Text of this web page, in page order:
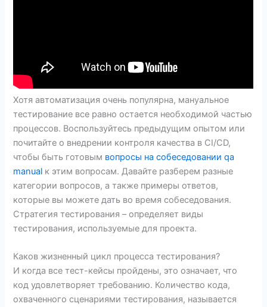
Хотя автоматизация очень популярна, мануальное
тестирование все равно остается необходимой частью
процессов. Воспользуйтесь предыдущим опытом или
почитайте о внедрении контроля качества в CI/CD,
чтобы быть готовым вопросы на собеседовании qa
manual к этим вопросам. Давайте разберем разные
категории вопросов, а также примеры ответов,
которые вы можете дать во время собеседования.
Стратегия тестирования – определяет виды
тестирования, используемые для проекта.
Каков жизненный цикл процесса тестирования?
И когда все тест-кейсы пройдены, это означает, что
код удовлетворяет требованию. Количество кода,
охваченного сценариями тестирования, называется